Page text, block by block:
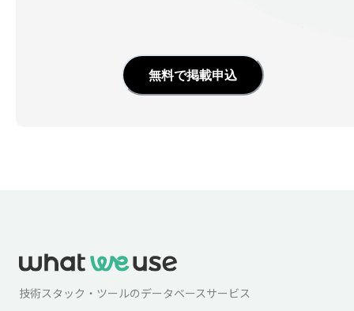
無料で掲載申込
技術スタック・ツールのデータベースサービス